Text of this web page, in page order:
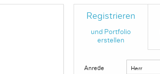
Registrieren
und Portfolio
erstellen
Anrede